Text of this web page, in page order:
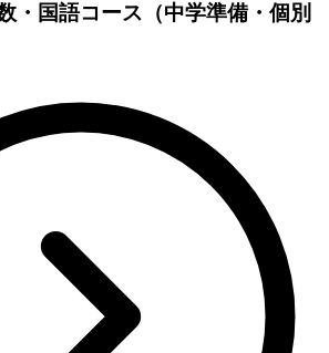
・国語コース（中学準備・個別